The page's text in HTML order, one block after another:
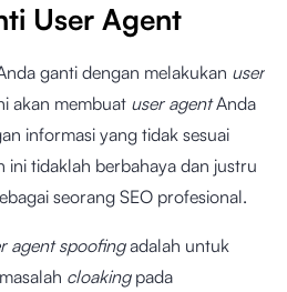
User Agent
ganti dengan melakukan user
akan membuat user agentAnda
informasi yang tidak sesuai
ini tidaklah berbahaya dan justru
seorang SEO profesional.
agent spoofingadalah untuk
cloakingpada